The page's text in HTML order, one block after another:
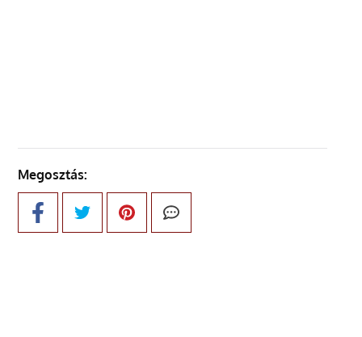
Megosztás: